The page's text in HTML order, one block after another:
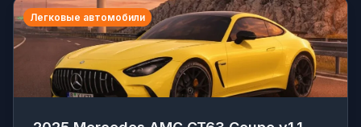
Легковые автомобили